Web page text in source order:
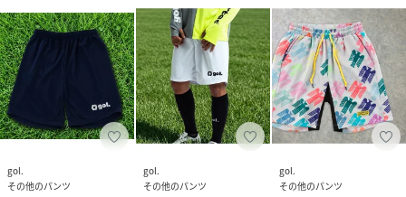
gol.
その他のパンツ
gol.
その他のパンツ
gol.
その他のパンツ